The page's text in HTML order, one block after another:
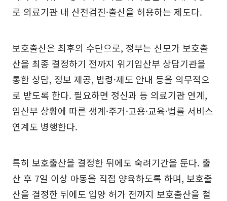
로 의료기관 내 산전검진·출산을 허용하는 제도다.
보호출산은 최후의 수단으로, 정부는 산모가 보호출
산을 최종 결정하기 전까지 위기임산부 상담기관을
통한 상담, 정보 제공, 법령·제도 안내 등을 의무적으
로 받도록 한다. 필요하면 정신과 등 의료기관 연계,
임산부 상황에 따른 생계·주거·고용·교육·법률 서비스
연계도 병행한다.
특히 보호출산을 결정한 뒤에도 숙려기간을 둔다. 출
산 후 7일 이상 아동을 직접 양육하도록 하며, 보호출
산을 결정한 뒤에도 입양 허가 전까지 보호출산을 철